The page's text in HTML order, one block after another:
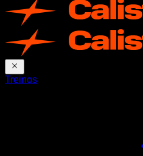
Treinos